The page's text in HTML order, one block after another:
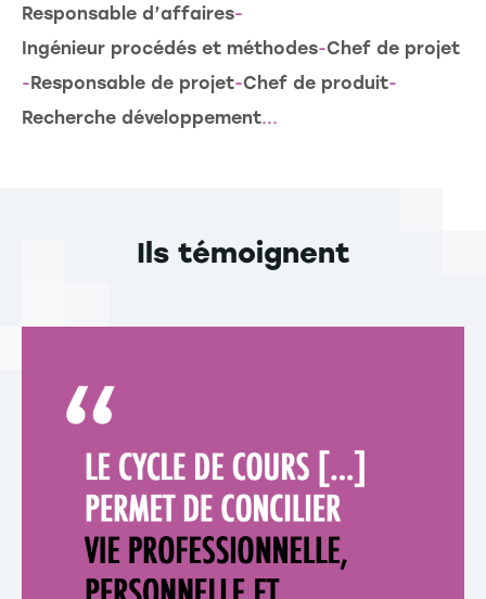
Responsable d’affaires-
Ingénieur procédés et méthodes-Chef de projet
-Responsable de projet-Chef de produit-
Recherche développement...
Ils témoignent